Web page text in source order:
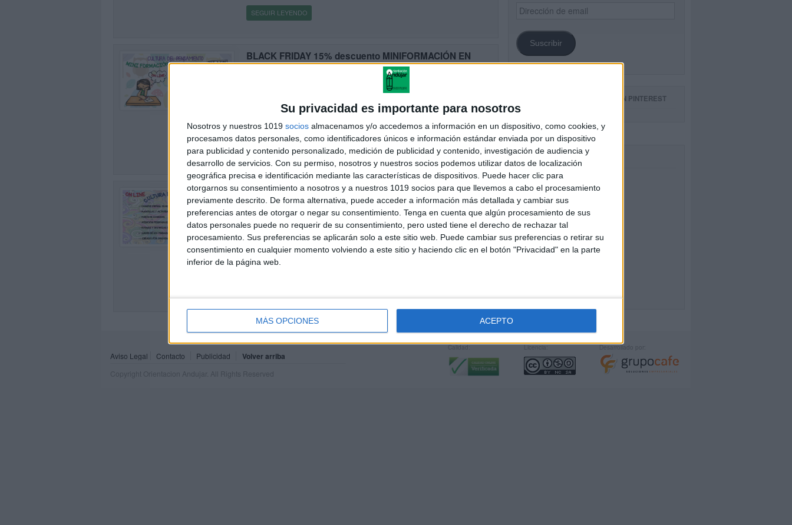
Su privacidad es importante para nosotros
Nosotros y nuestros 1019 socios almacenamos y/o accedemos a información en un dispositivo, como cookies, y
procesamos datos personales, como identificadores únicos e información estándar enviada por un dispositivo
para publicidad y contenido personalizado, medición de publicidad y contenido, investigación de audiencia y
desarrollo de servicios. Con su permiso, nosotros y nuestros socios podemos utilizar datos de localización
geográfica precisa e identificación mediante las características de dispositivos. Puede hacer clic para
otorgarnos su consentimiento a nosotros y a nuestros 1019 socios para que llevemos a cabo el procesamiento
previamente descrito. De forma alternativa, puede acceder a información más detallada y cambiar sus
preferencias antes de otorgar o negar su consentimiento. Tenga en cuenta que algún procesamiento de sus
datos personales puede no requerir de su consentimiento, pero usted tiene el derecho de rechazar tal
procesamiento. Sus preferencias se aplicarán solo a este sitio web. Puede cambiar sus preferencias o retirar su
consentimiento en cualquier momento volviendo a este sitio y haciendo clic en el botón "Privacidad" en la parte
inferior de la página web.
MÁS OPCIONES ACEPTO
SEGUIR LEYENDO
BLACK FRIDAY 15% descuento MINIFORMACIÓN EN
CULTURA DEL PENSAMIENTO
ESTRENAMOS este viernes hasta el domingo a las 23:59 horas nuestro
particular BLACK FRIDAY con un 15% descuento en nuestra
MINIFORMACIÓN EN CULTURA DEL PENSAMIENTO : RUTINAS,
DESTREZAS Y LLAVES DE LOS […]
SEGUIR LEYENDO
2
MINIFORMACIÓN EN CULTURA DEL PENSAMIENTO:
RUTINAS, DESTREZAS Y LLAVES DE LOS PENSADORES
Publicado el 24 noviembre, 2016
Si este nuevo año quieres innovar en tus clases con actividades y
recursos diferentes, desde Orientación Andújar te proponemos esta
interesante formación on line «MINIFORMACIÓN EN CULTURA DEL
PENSAMIENTO: RUTINAS, […]
Dirección
de
Suscribir
SIGUE NUESTROS TABLEROS EN PINTEREST
Aviso Legal Contacto Publicidad Volver arriba
Copyright Orientacion Andujar. All Rights Reserved